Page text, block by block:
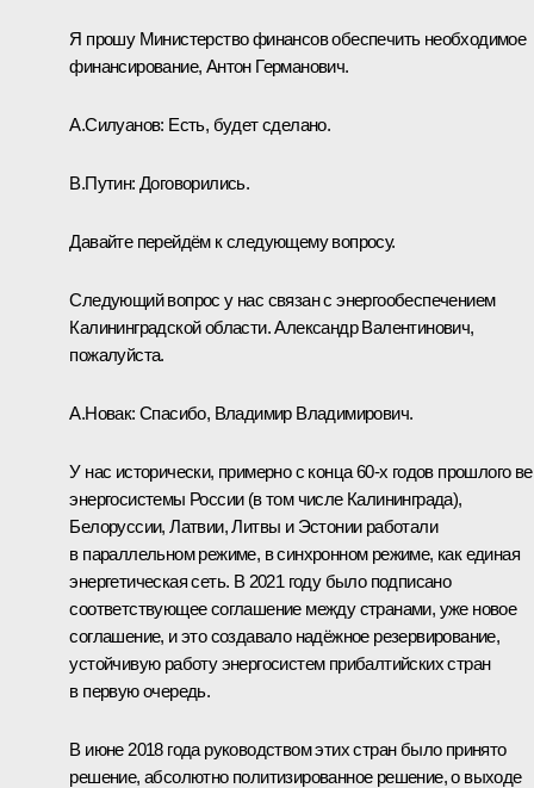
Я прошу Министерство финансов обеспечить необходимое
финансирование, Антон Германович.
А.Силуанов: Есть, будет сделано.
В.Путин: Договорились.
Давайте перейдём к следующему вопросу.
Следующий вопрос у нас связан с энергообеспечением
Калининградской области. Александр Валентинович,
пожалуйста.
А.Новак: Спасибо, Владимир Владимирович.
У нас исторически, примерно с конца 60-х годов прошлого
энергосистемы России (в том числе Калининграда),
Белоруссии, Латвии, Литвы и Эстонии работали
в параллельном режиме, в синхронном режиме, как единая
энергетическая сеть. В 2021 году было подписано
соответствующее соглашение между странами, уже новое
соглашение, и это создавало надёжное резервирование,
устойчивую работу энергосистем прибалтийских стран
в первую очередь.
В июне 2018 года руководством этих стран было принято
решение, абсолютно политизированное решение, о выходе